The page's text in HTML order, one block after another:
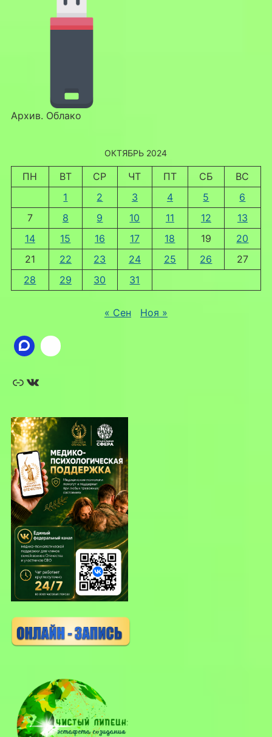
Архив. Облако
ОКТЯБРЬ 2024
ПН ВТ СР ЧТ ПТ СБ
ВС
1
2 3 4 5
6
7
8 9 10 11 12
13
14
15 16 17 18 19
20
21
22 23 24 25 26
27
28
29 30 31
« Сен Ноя »